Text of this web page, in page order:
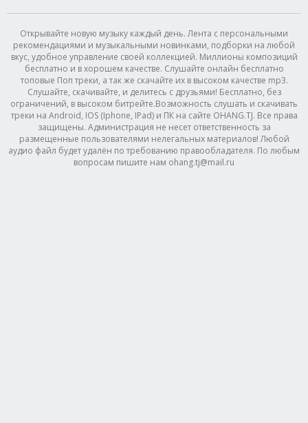
Открывайте новую музыку каждый день. Лента с персональными
рекомендациями и музыкальными новинками, подборки на любой
вкус, удобное управление своей коллекцией. Миллионы композиций
бесплатно и в хорошем качестве. Слушайте онлайн бесплатно
топовые Поп треки, а так же скачайте их в высоком качестве mp3.
Слушайте, скачивайте, и делитесь с друзьями! Бесплатно, без
ограничений, в высоком битрейте.Возможность слушать и скачивать
треки на Android, IOS (Iphone, IPad) и ПК на сайте OHANG.TJ. Все права
защищены. Администрация не несет ответственность за
размещенные пользователями нелегальных материалов! Любой
аудио файл будет удалён по требованию правообладателя. По любым
вопросам пишите нам ohang.tj@mail.ru